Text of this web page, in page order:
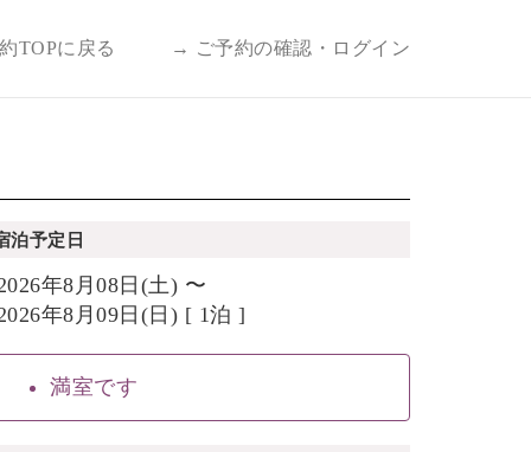
TOPに戻る → ご予約の確認・ログイン
泊予定日
年8月08日(土) 〜
年8月09日(日) [ 1泊 ]
満室です